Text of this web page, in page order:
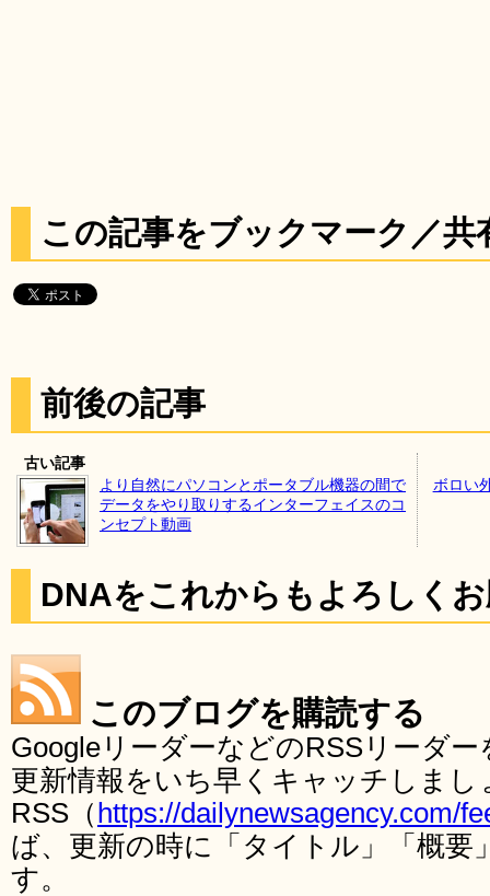
この記事をブックマーク／共
前後の記事
古い記事
より自然にパソコンとポータブル機器の間で
データをやり取りするインターフェイスのコ
ンセプト動画
ボロい
DNAをこれからもよろしく
このブログを購読する
GoogleリーダーなどのRSSリーダ
更新情報をいち早くキャッチしま
RSS（ https://dailynewsagency.com/
ば、更新の時に「タイトル」「概要
す。